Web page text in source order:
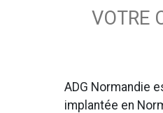
VOTRE
ADG Normandie
implantée en